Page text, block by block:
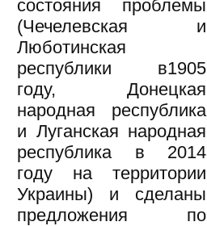
состояния проблемы
(Чечелевская и
Люботинская
республики в1905
году, Донецкая
народная республика
и Луганская народная
республика в 2014
году на территории
Украины) и сделаны
предложения по